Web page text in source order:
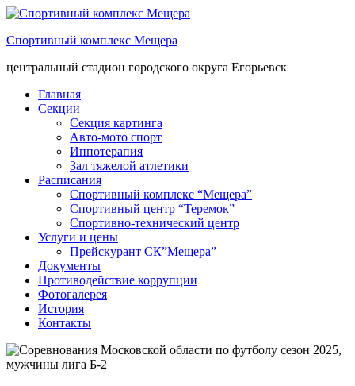
Спортивный комплекс Мещера
центральный стадион городского округа Егорьевск
Главная
Секции
Секция картинга
Авто-мото спорт
Иппотерапия
Зал тяжелой атлетики
Расписания
Спортивный комплекс “Мещера”
Спортивный центр “Теремок”
Спортивно-технический центр
Услуги и цены
Прейскурант СК”Мещера”
Документы
Противодействие коррупции
Фотогалерея
История
Контакты